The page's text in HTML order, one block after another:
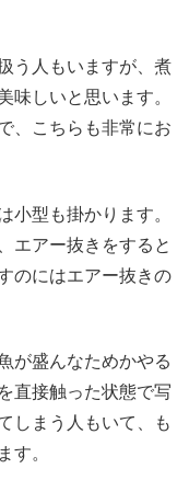
う人もいますが、煮
味しいと思います。
、こちらも非常にお
小型も掛かります。
エアー抜きをすると
のにはエアー抜きの
が盛んなためかやる
直接触った状態で写
しまう人もいて、も
す。